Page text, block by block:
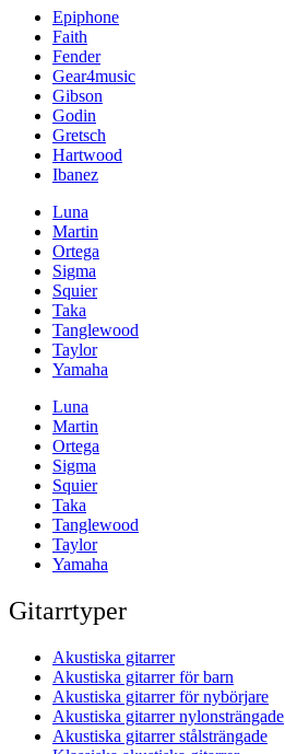
Epiphone
Faith
Fender
Gear4music
Gibson
Godin
Gretsch
Hartwood
Ibanez
Luna
Martin
Ortega
Sigma
Squier
Taka
Tanglewood
Taylor
Yamaha
Luna
Martin
Ortega
Sigma
Squier
Taka
Tanglewood
Taylor
Yamaha
Gitarrtyper
Akustiska gitarrer
Akustiska gitarrer för barn
Akustiska gitarrer för nybörjare
Akustiska gitarrer nylonsträngade
Akustiska gitarrer stålsträngade